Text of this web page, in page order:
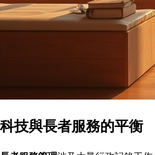
科技與長者服務的平衡